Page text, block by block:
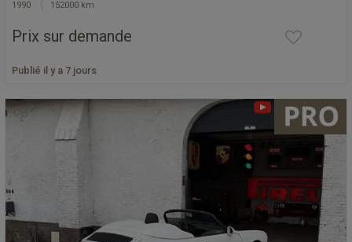
1990 152000 km
Prix sur demande
Publié il y a 7 jours